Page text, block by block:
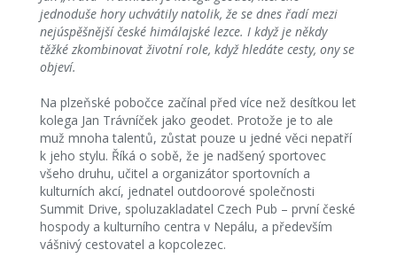
jednoduše hory uchvátily natolik, že se dnes řadí mezi
nejúspěšnější české himálajské lezce. I když je někdy
těžké zkombinovat životní role, když hledáte cesty, ony se
objeví.
Na plzeňské pobočce začínal před více než desítkou let
kolega Jan Trávníček jako geodet. Protože je to ale
muž mnoha talentů, zůstat pouze u jedné věci nepatří
k jeho stylu. Říká o sobě, že je nadšený sportovec
všeho druhu, učitel a organizátor sportovních a
kulturních akcí, jednatel outdoorové společnosti
Summit Drive, spoluzakladatel Czech Pub – první české
hospody a kulturního centra v Nepálu, a především
vášnivý cestovatel a kopcolezec.